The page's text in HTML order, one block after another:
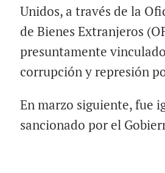
Unidos, a través de la
de Bienes Extranjeros
presuntamente
corrupción y represión
En marzo siguiente, fue
sancionado por el